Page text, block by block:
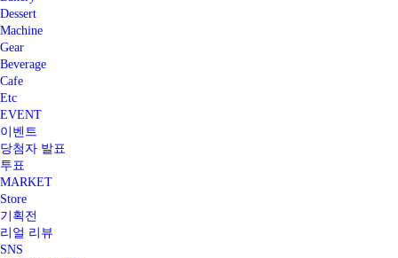
Dessert
Machine
Gear
Beverage
Cafe
Etc
EVENT
이벤트
당첨자 발표
투표
MARKET
Store
기획전
리얼 리뷰
SNS